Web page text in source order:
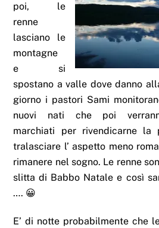
poi, le
renne
lasciano le
montagne
e si
spostano a valle dove danno
giorno i pastori Sami
nuovi nati che poi
marchiati per rivendicarne la
tralasciare l’ aspetto meno
rimanere nel sogno. Le renne
slitta di Babbo Natale e così
…. 😀
E’ di notte probabilmente che